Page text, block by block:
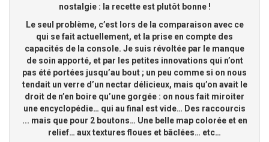
nostalgie : la recette est plutôt bonne !
Le seul problème, c’est lors de la comparaison avec ce
qui se fait actuellement, et la prise en compte des
capacités de la console. Je suis révoltée par le manque
de soin apporté, et par les petites innovations qui n’ont
pas été portées jusqu’au bout ; un peu comme si on nous
tendait un verre d’un nectar délicieux, mais qu’on avait le
droit de n’en boire qu’une gorgée : on nous fait miroiter
une encyclopédie… qui au final est vide… Des raccourcis
... mais que pour 2 boutons… Une belle map colorée et en
relief… aux textures floues et bâclées… etc…